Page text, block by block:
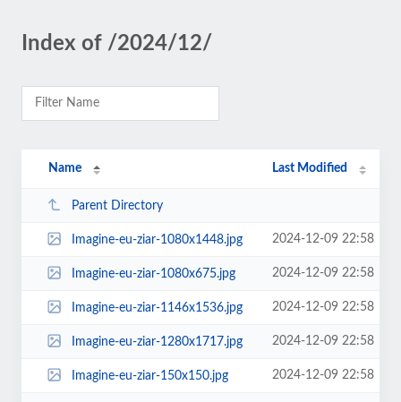
Index of /2024/12/
Name Last Modified
Parent Directory
Imagine-eu-ziar-1080x1448.jpg 2024-12-09 22:58
Imagine-eu-ziar-1080x675.jpg 2024-12-09 22:58
Imagine-eu-ziar-1146x1536.jpg 2024-12-09 22:58
Imagine-eu-ziar-1280x1717.jpg 2024-12-09 22:58
Imagine-eu-ziar-150x150.jpg 2024-12-09 22:58